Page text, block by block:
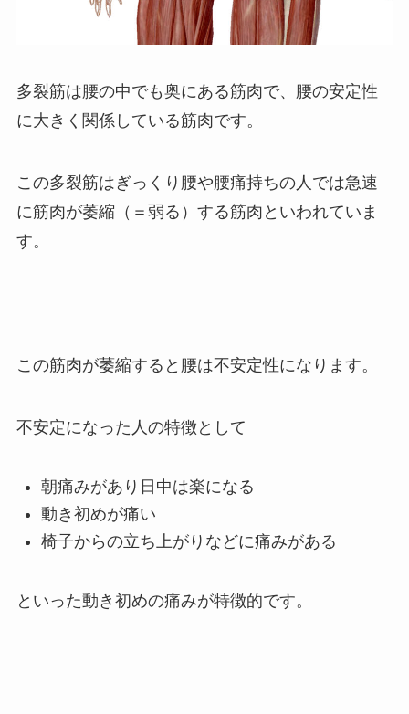
多裂筋は腰の中でも奥にある筋肉で、腰の安定性
に大きく関係している筋肉です。
この多裂筋はぎっくり腰や腰痛持ちの人では急速
に筋肉が萎縮（＝弱る）する筋肉といわれていま
す。
この筋肉が萎縮すると腰は不安定性になります。
不安定になった人の特徴として
朝痛みがあり日中は楽になる
動き初めが痛い
椅子からの立ち上がりなどに痛みがある
といった動き初めの痛みが特徴的です。